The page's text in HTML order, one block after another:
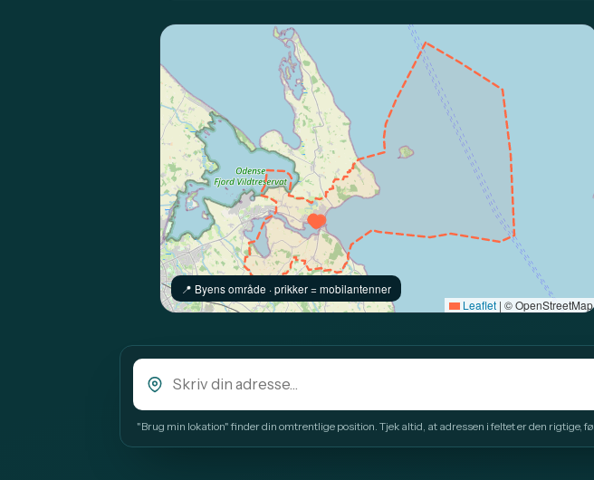
📍️ Byens område · prikker = mobilantenner
Leaflet | © OpenStreetMap
"Brug min lokation" finder din omtrentlige position. Tjek altid, at adressen i feltet er den rigtige,